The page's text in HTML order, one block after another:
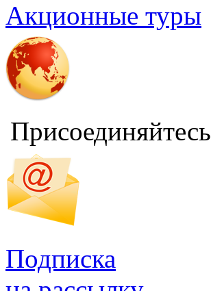
Акционные туры
Присоединяйтесь
Подписка